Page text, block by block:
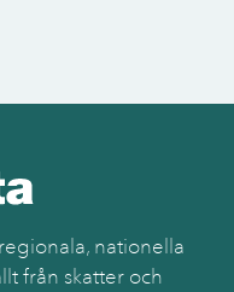
nationella
från skatter och